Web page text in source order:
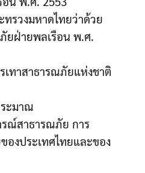
รวงมหาดไทยว่าด้วย
ยฝ่ายพลเรือน พ.ศ.
ทาสาธารณภัยแห่งชาติ
ะมาณ
ณ์สาธารณภัย การ
องประเทศไทยและของ